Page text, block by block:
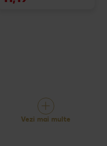
Vezi mai multe